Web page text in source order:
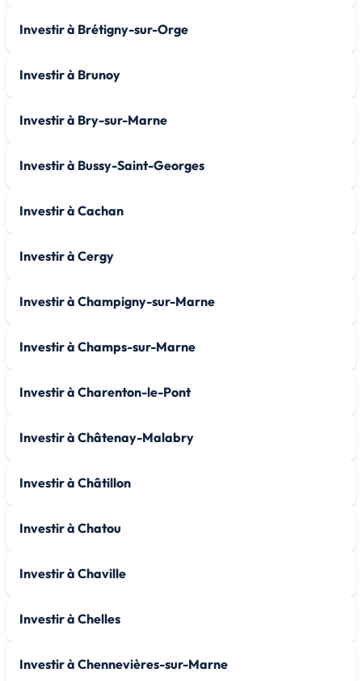
Investir à Brétigny-sur-Orge
Investir à Brunoy
Investir à Bry-sur-Marne
Investir à Bussy-Saint-Georges
Investir à Cachan
Investir à Cergy
Investir à Champigny-sur-Marne
Investir à Champs-sur-Marne
Investir à Charenton-le-Pont
Investir à Châtenay-Malabry
Investir à Châtillon
Investir à Chatou
Investir à Chaville
Investir à Chelles
Investir à Chennevières-sur-Marne